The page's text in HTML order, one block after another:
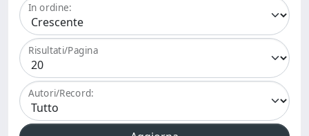
In ordine:
Risultati/Pagina
Autori/Record: